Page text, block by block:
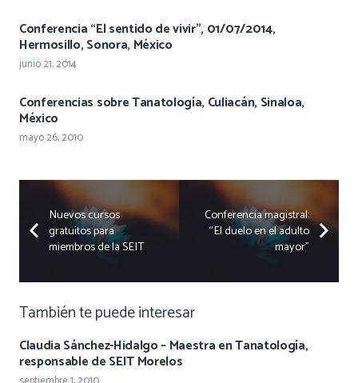
Conferencia “El sentido de vivir”, 01/07/2014,
Hermosillo, Sonora, México
junio 21, 2014
Conferencias sobre Tanatología, Culiacán, Sinaloa,
México
mayo 26, 2010
Nuevos cursos
gratuitos para
miembros de la SEIT
Conferencia magistral:
“El duelo en el adulto
mayor”
También te puede interesar
Claudia Sánchez-Hidalgo – Maestra en Tanatología,
responsable de SEIT Morelos